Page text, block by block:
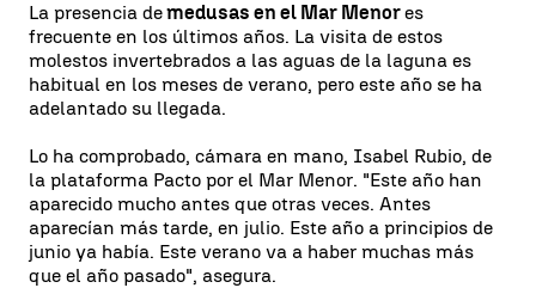
La presencia demedusas en el Mar Menores
frecuente en los últimos años. La visita de estos
molestos invertebrados a las aguas de la laguna es
habitual en los meses de verano, pero este año se ha
adelantado su llegada.
Lo ha comprobado, cámara en mano, Isabel Rubio, de
la plataforma Pacto por el Mar Menor. "Este año han
aparecido mucho antes que otras veces. Antes
aparecían más tarde, en julio. Este año a principios de
junio ya había. Este verano va a haber muchas más
que el año pasado", asegura.